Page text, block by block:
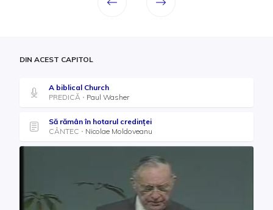
DIN ACEST CAPITOL
A biblical Church
PREDICĂ
Paul Washer
Să rămân în hotarul credinței
CÂNTEC
Nicolae Moldoveanu